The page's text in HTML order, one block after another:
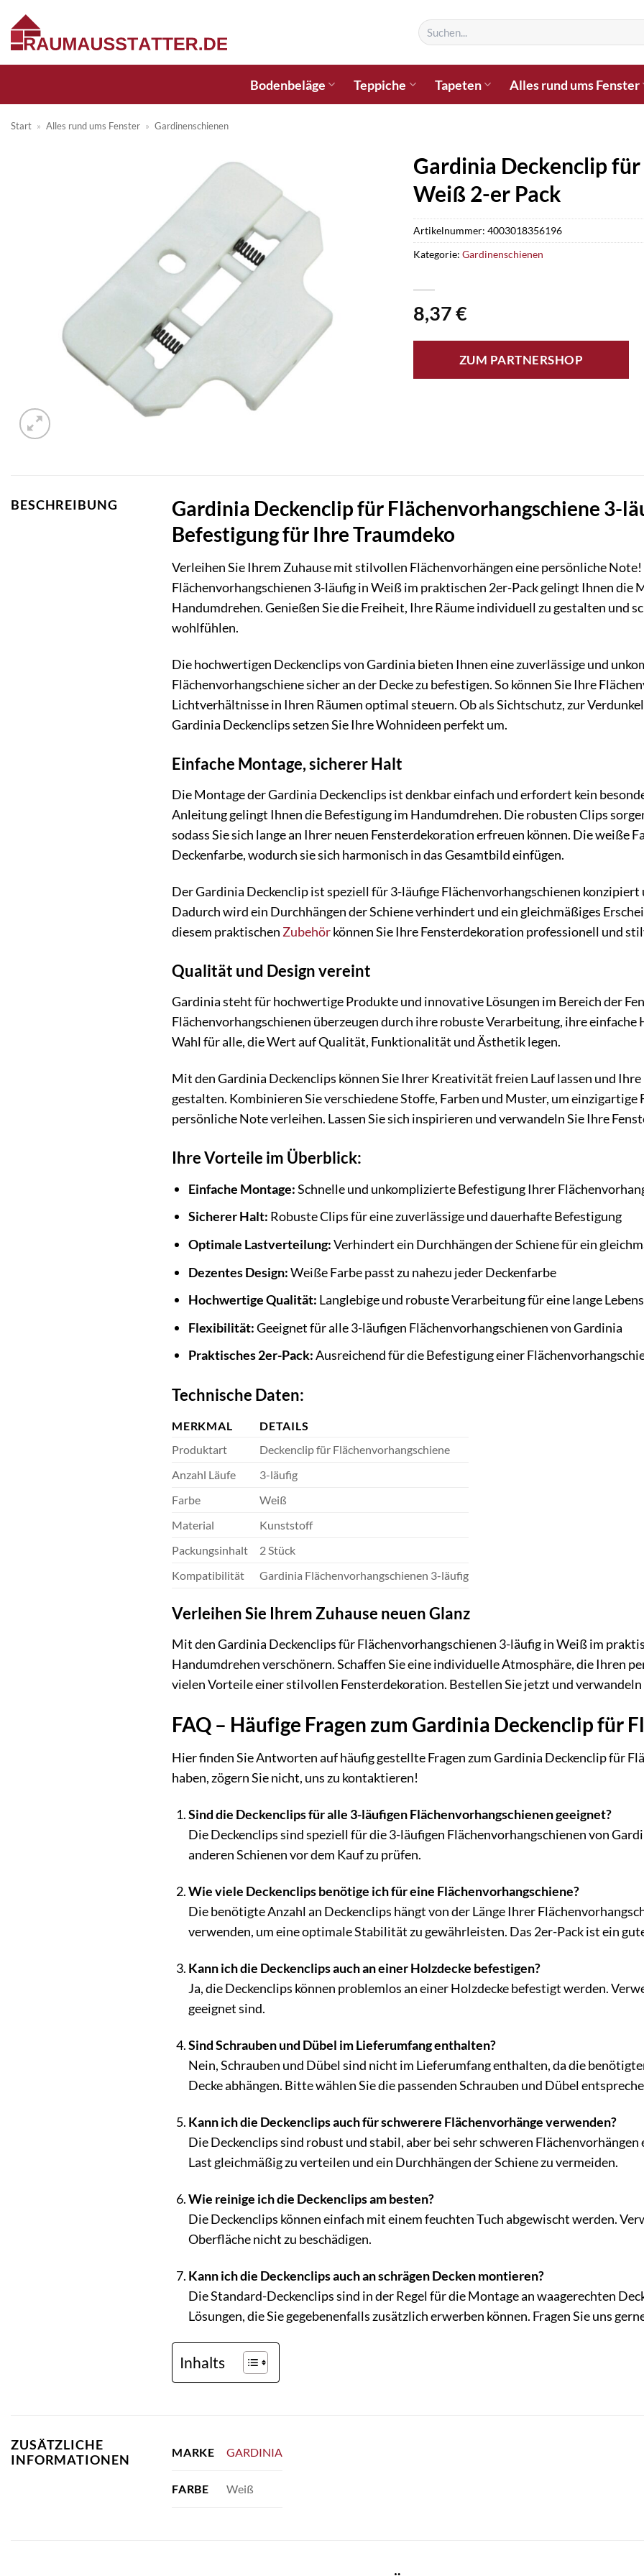
Inhalt
springen
Suchen
nach:
Bodenbeläge Teppiche Tapeten Alles rund ums Fenster
Start » Alles rund ums Fenster » Gardinenschienen
Gardinia Deckenclip
Weiß 2-er Pack
8,37€
ZUM PARTNERSHOP
Artikelnummer: 4003018356196
Kategorie: Gardinenschienen
BESCHREIBUNG
Gardinia Deckenclip für Flächenvorhangschiene 3-
Befestigung für Ihre Traumdeko
Verleihen Sie Ihrem Zuhause mit stilvollen Flächenvorhängen eine persönliche
Flächenvorhangschienen 3-läufig in Weiß im praktischen 2er-Pack gelingt Ihnen die
Handumdrehen. Genießen Sie die Freiheit, Ihre Räume individuell zu gestalten und
wohlfühlen.
Die hochwertigen Deckenclips von Gardinia bieten Ihnen eine zuverlässige und
Flächenvorhangschiene sicher an der Decke zu befestigen. So können Sie Ihre
Lichtverhältnisse in Ihren Räumen optimal steuern. Ob als Sichtschutz, zur
Gardinia Deckenclips setzen Sie Ihre Wohnideen perfekt um.
Einfache Montage, sicherer Halt
Die Montage der Gardinia Deckenclips ist denkbar einfach und erfordert kein
Anleitung gelingt Ihnen die Befestigung im Handumdrehen. Die robusten Clips
sodass Sie sich lange an Ihrer neuen Fensterdekoration erfreuen können. Die weiße
Deckenfarbe, wodurch sie sich harmonisch in das Gesamtbild einfügen.
Der Gardinia Deckenclip ist speziell für 3-läufige Flächenvorhangschienen
Dadurch wird ein Durchhängen der Schiene verhindert und ein gleichmäßiges
diesem praktischen Zubehörkönnen Sie Ihre Fensterdekoration professionell und
Qualität und Design vereint
Gardinia steht für hochwertige Produkte und innovative Lösungen im Bereich der
Flächenvorhangschienen überzeugen durch ihre robuste Verarbeitung, ihre einfache
Wahl für alle, die Wert auf Qualität, Funktionalität und Ästhetik legen.
Mit den Gardinia Deckenclips können Sie Ihrer Kreativität freien Lauf lassen und
gestalten. Kombinieren Sie verschiedene Stoffe, Farben und Muster, um
persönliche Note verleihen. Lassen Sie sich inspirieren und verwandeln Sie Ihre
Ihre Vorteile im Überblick:
Einfache Montage:Schnelle und unkomplizierte Befestigung Ihrer
Sicherer Halt: Robuste Clips für eine zuverlässige und dauerhafte Befestigung
Optimale Lastverteilung:Verhindert ein Durchhängen der Schiene für ein
Dezentes Design:Weiße Farbe passt zu nahezu jeder Deckenfarbe
Hochwertige Qualität: Langlebige und robuste Verarbeitung für eine lange
Flexibilität:Geeignet für alle 3-läufigen Flächenvorhangschienen von Gardinia
Praktisches 2er-Pack:Ausreichend für die Befestigung einer
Technische Daten:
MERKMAL
DETAILS
Produktart
Deckenclip für Flächenvorhangschiene
Anzahl Läufe
3-läufig
Farbe
Weiß
Material
Kunststoff
Packungsinhalt
2 Stück
Kompatibilität
Gardinia Flächenvorhangschienen 3-läufig
Verleihen Sie Ihrem Zuhause neuen Glanz
Mit den Gardinia Deckenclips für Flächenvorhangschienen 3-läufig in Weiß im
Handumdrehen verschönern. Schaffen Sie eine individuelle Atmosphäre, die Ihren
vielen Vorteile einer stilvollen Fensterdekoration. Bestellen Sie jetzt und
FAQ – Häufige Fragen zum Gardinia Deckenclip für
Hier finden Sie Antworten auf häufig gestellte Fragen zum Gardinia Deckenclip für
haben, zögern Sie nicht, uns zu kontaktieren!
Sind die Deckenclips für alle 3-läufigen Flächenvorhangschienen geeignet?
Die Deckenclips sind speziell für die 3-läufigen Flächenvorhangschienen von
anderen Schienen vor dem Kauf zu prüfen.
Wie viele Deckenclips benötige ich für eine Flächenvorhangschiene?
Die benötigte Anzahl an Deckenclips hängt von der Länge Ihrer
verwenden, um eine optimale Stabilität zu gewährleisten. Das 2er-Pack ist ein
Kann ich die Deckenclips auch an einer Holzdecke befestigen?
Ja, die Deckenclips können problemlos an einer Holzdecke befestigt werden.
geeignet sind.
Sind Schrauben und Dübel im Lieferumfang enthalten?
Nein, Schrauben und Dübel sind nicht im Lieferumfang enthalten, da die
Decke abhängen. Bitte wählen Sie die passenden Schrauben und Dübel
Kann ich die Deckenclips auch für schwerere Flächenvorhänge verwenden?
Die Deckenclips sind robust und stabil, aber bei sehr schweren
Last gleichmäßig zu verteilen und ein Durchhängen der Schiene zu vermeiden.
Wie reinige ich die Deckenclips am besten?
Die Deckenclips können einfach mit einem feuchten Tuch abgewischt werden.
Oberfläche nicht zu beschädigen.
Kann ich die Deckenclips auch an schrägen Decken montieren?
Die Standard-Deckenclips sind in der Regel für die Montage an waagerechten
Lösungen, die Sie gegebenenfalls zusätzlich erwerben können. Fragen Sie uns
Inhalts
ZUSÄTZLICHE
INFORMATIONEN
MARKE GARDINIA
FARBE Weiß